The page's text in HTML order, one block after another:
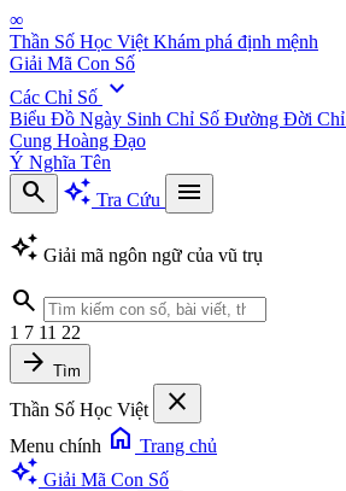
∞
Thần Số Học Việt Khám phá định mệnh
Giải Mã Con Số
Các Chỉ Số expand_more
Biểu Đồ Ngày Sinh Chỉ Số Đường Đời
Cung Hoàng Đạo
Ý Nghĩa Tên
search auto_awesome Tra Cứu
menu
auto_awesome Giải mã ngôn ngữ của vũ trụ
search
1 7 11 22
arrow_forward Tìm
Thần Số Học Việt close
Menu chính home Trang chủ
auto_awesome Giải Mã Con Số